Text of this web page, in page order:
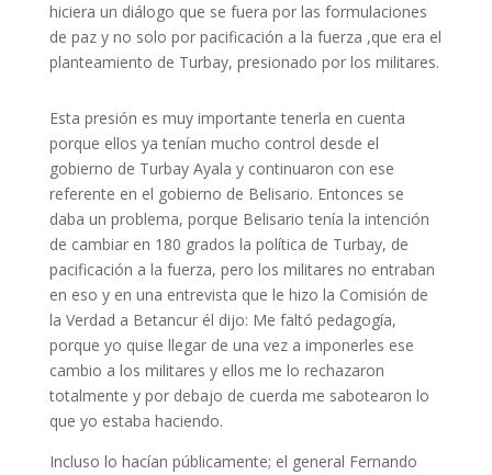
hiciera un diálogo que se fuera por las formulaciones
de paz y no solo por pacificación a la fuerza ,que era el
planteamiento de Turbay, presionado por los militares.
Esta presión es muy importante tenerla en cuenta
porque ellos ya tenían mucho control desde el
gobierno de Turbay Ayala y continuaron con ese
referente en el gobierno de Belisario. Entonces se
daba un problema, porque Belisario tenía la intención
de cambiar en 180 grados la política de Turbay, de
pacificación a la fuerza, pero los militares no entraban
en eso y en una entrevista que le hizo la Comisión de
la Verdad a Betancur él dijo: Me faltó pedagogía,
porque yo quise llegar de una vez a imponerles ese
cambio a los militares y ellos me lo rechazaron
totalmente y por debajo de cuerda me sabotearon lo
que yo estaba haciendo.
Incluso lo hacían públicamente; el general Fernando